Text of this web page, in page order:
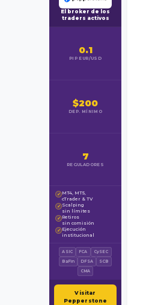
El broker de los
traders activos
0.1
PIP EUR/USD
$200
DEP. MÍNIMO
7
REGULADORES
✓ MT4, MT5,
cTrader & TV
✓ Scalping
sin límites
✓ Retiros
sin comisión
✓ Ejecución
institucional
ASIC FCA
CySEC
BaFin
DFSA
SCB
CMA
Visitar
Pepperstone